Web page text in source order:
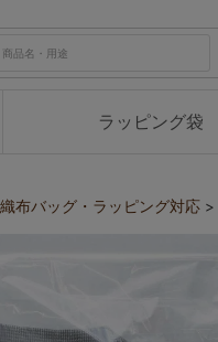
ラッピング袋
布バッグ・ラッピング対応